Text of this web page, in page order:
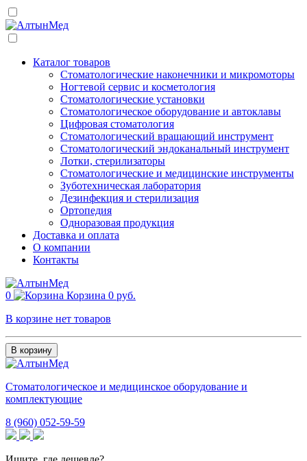
Каталог товаров
Стоматологические наконечники и микромоторы
Ногтевой сервис и косметология
Стоматологические установки
Стоматологическое оборудование и автоклавы
Цифровая стоматология
Стоматологический вращающий инструмент
Стоматологический эндоканальный инструмент
Лотки, стерилизаторы
Стоматологические и медицинские инструменты
Зуботехническая лаборатория
Дезинфекция и стерилизация
Ортопедия
Одноразовая продукция
Доставка и оплата
О компании
Контакты
0 Корзина 0 руб.
В корзине нет товаров
В корзину
Стоматологическое и медицинское оборудование и
комплектующие
8 (960) 052-59-59